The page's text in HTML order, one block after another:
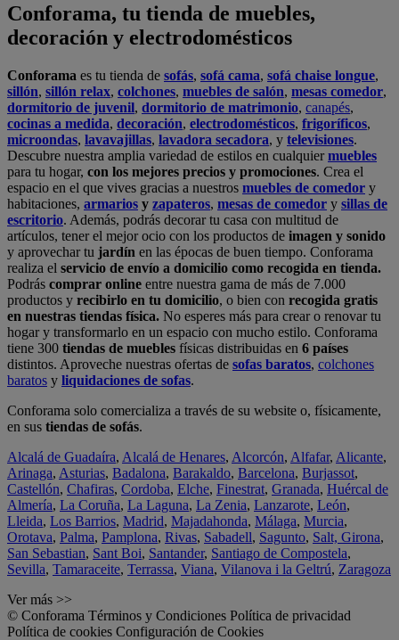
Conforama, tu tienda de muebles,
decoración y electrodomésticos
Conforama es tu tienda de sofás, sofá cama, sofá chaise longue,
sillón, sillón relax, colchones, muebles de salón, mesas comedor,
dormitorio de juvenil, dormitorio de matrimonio, canapés,
cocinas a medida, decoración, electrodomésticos, frigoríficos,
microondas, lavavajillas, lavadora secadora, y televisiones.
Descubre nuestra amplia variedad de estilos en cualquiermuebles
para tu hogar, con los mejores precios y promociones. Crea el
espacio en el que vives gracias a nuestros muebles de comedor y
habitaciones, armarios y zapateros, mesas de comedor y sillas de
escritorio. Además, podrás decorar tu casa con multitud de
artículos, tener el mejor ocio con los productos de imagen y sonido
y aprovechar tu jardín en las épocas de buen tiempo. Conforama
realiza el servicio de envío a domicilio como recogida en tienda.
Podrás comprar online entre nuestra gama de más de 7.000
productos y recibirlo en tu domicilio, o bien con recogida gratis
en nuestras tiendas física. No esperes más para crear o renovar tu
hogar y transformarlo en un espacio con mucho estilo. Conforama
tiene 300 tiendas de muebles físicas distribuidas en 6 países
distintos. Aproveche nuestras ofertas de sofas baratos, colchones
baratos y liquidaciones de sofas.
Conforama solo comercializa a través de su website o, físicamente,
en sus tiendas de sofás.
Alcalá de Guadaíra, Alcalá de Henares, Alcorcón, Alfafar, Alicante,
Arinaga, Asturias, Badalona, Barakaldo, Barcelona, Burjassot,
Castellón, Chafiras, Cordoba, Elche, Finestrat, Granada, Huércal de
Almería, La Coruña, La Laguna, La Zenia, Lanzarote, León,
Lleida, Los Barrios, Madrid, Majadahonda, Málaga, Murcia,
Orotava, Palma, Pamplona, Rivas, Sabadell, Sagunto, Salt, Girona,
San Sebastian, Sant Boi, Santander, Santiago de Compostela,
Sevilla, Tamaraceite, Terrassa, Viana, Vilanova i la Geltrú, Zaragoza
Ver más >>
© Conforama Términos y Condiciones Política de privacidad
Política de cookies Configuración de Cookies